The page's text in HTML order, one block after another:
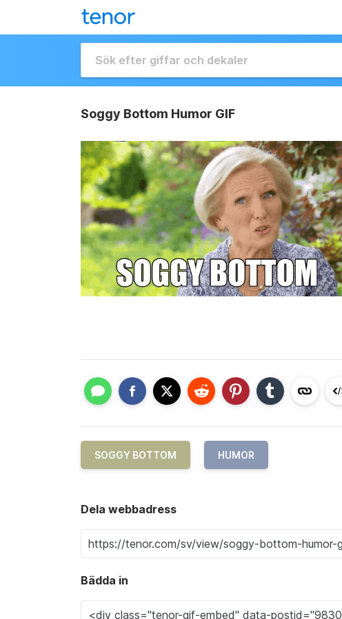
Soggy Bottom Humor GIF
SOGGY BOTTOM HUMOR
Dela webbadress
Bädda in